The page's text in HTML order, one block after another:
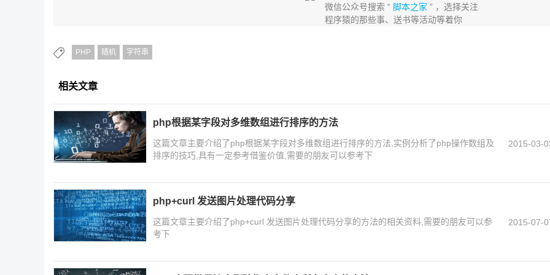
微信公众号搜索 “脚本之家 ” ，选择关注
程序猿的那些事、送书等活动等着你
PHP 随机 字符串
相关文章
php根据某字段对多维数组进行排序的方法
这篇文章主要介绍了php根据某字段对多维数组进行排序的方法,实例分析了php操作数组及
排序的技巧,具有一定参考借鉴价值,需要的朋友可以参考下
2015-03-
php+curl 发送图片处理代码分享
这篇文章主要介绍了php+curl 发送图片处理代码分享的方法的相关资料,需要的朋友可以参
考下
2015-07-